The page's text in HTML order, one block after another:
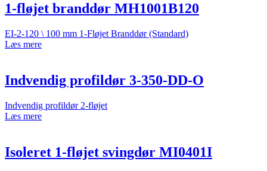
1-fløjet branddør MH1001B120
EI-2-120 \ 100 mm 1-Fløjet Branddør (Standard)
Læs mere
Indvendig profildør 3-350-DD-O
Indvendig profildør 2-fløjet
Læs mere
Isoleret 1-fløjet svingdør MI0401I